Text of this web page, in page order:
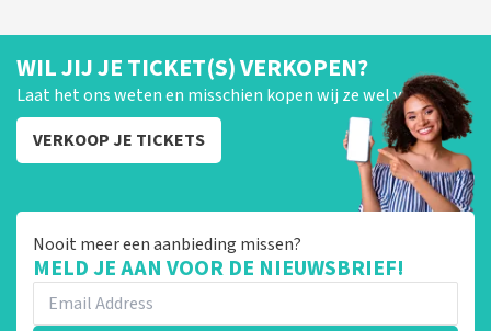
WIL JIJ JE TICKET(S) VERKOPEN?
Laat het ons weten en misschien kopen wij ze wel van je!
VERKOOP JE TICKETS
Nooit meer een aanbieding missen?
MELD JE AAN VOOR DE NIEUWSBRIEF!